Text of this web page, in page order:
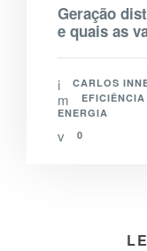
Geração
e quais as
CARLOS
ENERGIA
0